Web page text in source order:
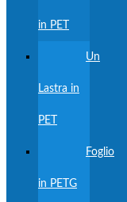
in PET
Un
Lastra in
PET
Foglio
in PETG